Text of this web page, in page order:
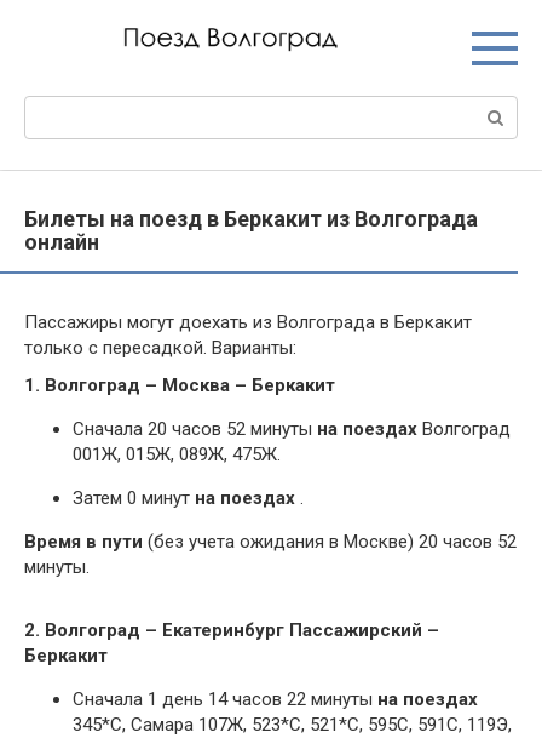
Билеты на поезд в Беркакит из Волгограда
онлайн
Пассажиры могут доехать из Волгограда в Беркакит
только с пересадкой. Варианты:
1. Волгоград – Москва – Беркакит
Сначала 20 часов 52 минуты на поездах Волгоград
001Ж, 015Ж, 089Ж, 475Ж.
Затем 0 минут на поездах .
Время в пути (без учета ожидания в Москве) 20 часов 52
минуты.
2. Волгоград – Екатеринбург Пассажирский –
Беркакит
Сначала 1 день 14 часов 22 минуты на поездах
345*С, Самара 107Ж, 523*С, 521*С, 595С, 591С, 119Э,